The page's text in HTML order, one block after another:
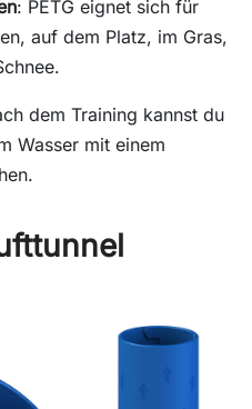
: PETG eignet sich für
auf dem Platz, im Gras,
dem Training kannst du
Wasser mit einem